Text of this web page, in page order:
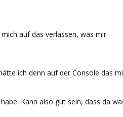
auf das verlassen, was mir
ich denn auf der Console das
Kann also gut sein, dass da